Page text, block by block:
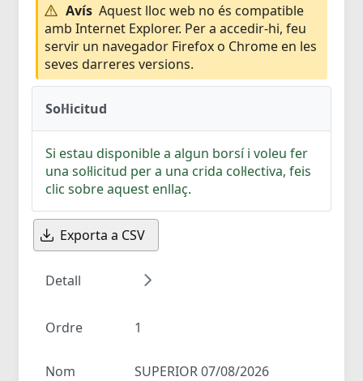
Avís Aquest lloc web no és compatible
amb Internet Explorer. Per a accedir-hi, feu
servir un navegador Firefox o Chrome en les
seves darreres versions.
Sol·licitud
Si estau disponible a algun borsí i voleu fer
una sol·licitud per a una crida col·lectiva, feis
clic sobre aquest enllaç.
Exporta a CSV
Detall
Ordre 1
Nom SUPERIOR 07/08/2026